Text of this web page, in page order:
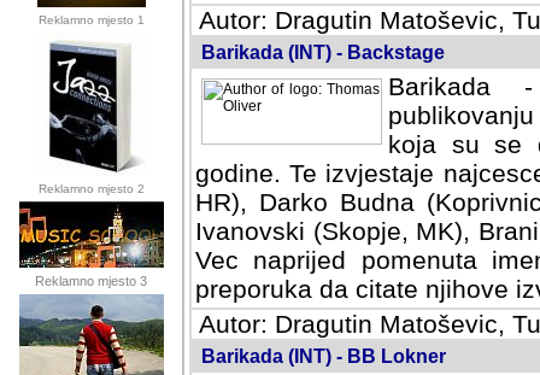
Reklamno mjesto 1
Reklamno mjesto 2
Reklamno mjesto 3
Autor: Dragutin Matoševic,
Barikada (INT) - Backstage
Barikada
koja su se
godine. Te izvjestaje
HR), Darko Budna
Ivanovski (Skopje, MK),
Vec naprijed pomenuta
preporuka da citate njihove
Autor: Dragutin Matoševic,
Barikada (INT) - BB Lokner